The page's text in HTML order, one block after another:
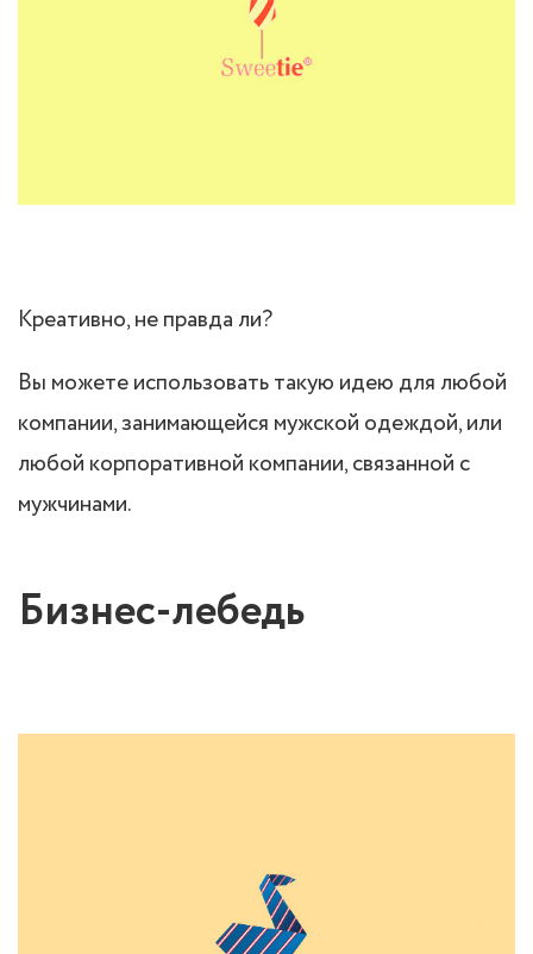
Креативно, не правда ли?
Вы можете использовать такую идею для любой
компании, занимающейся мужской одеждой, или
любой корпоративной компании, связанной с
мужчинами.
Бизнес-лебедь